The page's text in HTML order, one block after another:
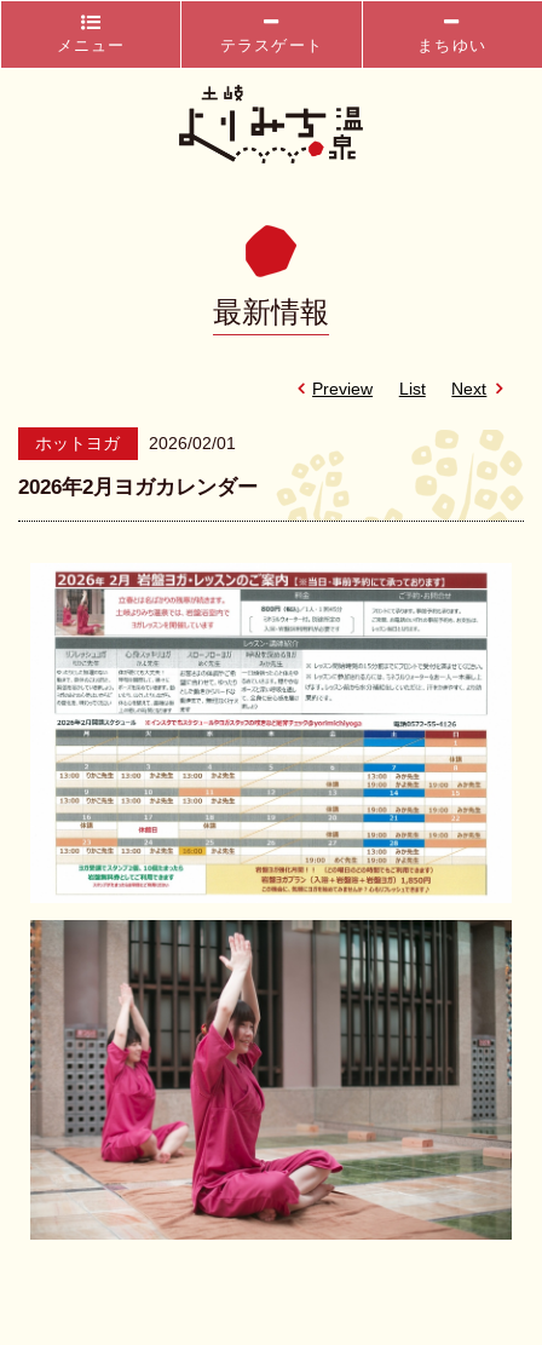
メニュー テラスゲート まちゆい
最新情報
Preview List Next
ホットヨガ 2026/02/01
2026年2月ヨガカレンダー